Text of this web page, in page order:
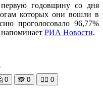
годовщину со дня
которых они вошли в
проголосовало 96,77%
РИА Новости.
0 🙈 0 🧘‍♀️ 0